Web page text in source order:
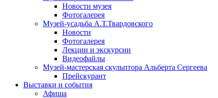
Новости музея
Фотогалерея
Музей-усадьба А.Т.Твардовского
Новости
Фотогалерея
Лекции и экскурсии
Видеофайлы
Музей-мастерская скульптора Альберта Сергеева
Прейскурант
Выставки и события
Афиша